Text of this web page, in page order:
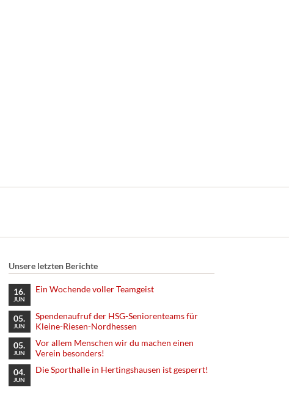
Unsere letzten Berichte
16.
JUN
Ein Wochende voller Teamgeist
05.
JUN
Spendenaufruf der HSG-Seniorenteams für
Kleine-Riesen-Nordhessen
05.
JUN
Vor allem Menschen wir du machen einen
Verein besonders!
04.
JUN
Die Sporthalle in Hertingshausen ist gesperrt!